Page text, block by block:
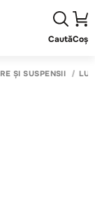
CautăCoș
ȘI SUSPENSII